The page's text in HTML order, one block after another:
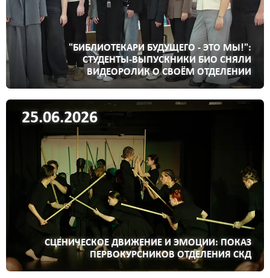
"БИБЛИОТЕКАРИ БУДУЩЕГО - ЭТО МЫ!":
СТУДЕНТЫ-ВЫПУСКНИКИ БИО СНЯЛИ
ВИДЕОРОЛИК О СВОЁМ ОТДЕЛЕНИИ
25.06.2026
СЦЕНИЧЕСКОЕ ДВИЖЕНИЕ И ЭМОЦИИ: ПОКАЗ
ПЕРВОКУРСНИКОВ ОТДЕЛЕНИЯ СКД